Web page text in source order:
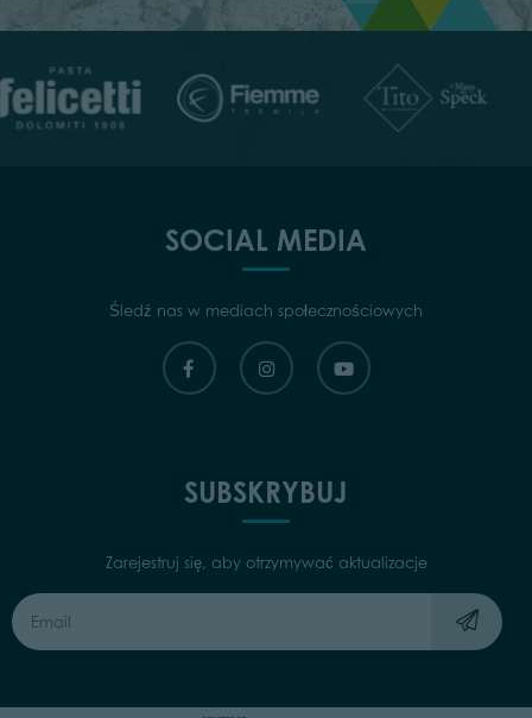
SOCIAL MEDIA
Śledź nas w mediach społecznościowych
SUBSKRYBUJ
Zarejestruj się, aby otrzymywać aktualizacje